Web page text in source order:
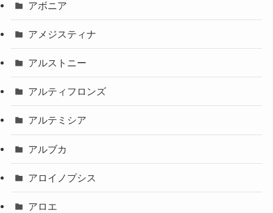
アボニア
アメジスティナ
アルストニー
アルティフロンズ
アルテミシア
アルブカ
アロイノプシス
アロエ